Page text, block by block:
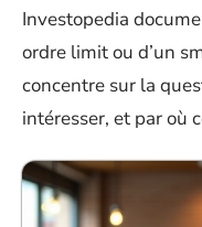
Investopedia
ordre limit ou d’un
concentre sur la
intéresser, et par où